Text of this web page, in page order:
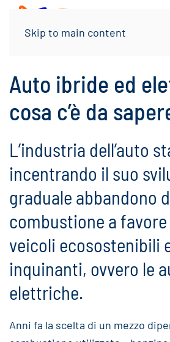
Skip to main content
Auto ibride ed
cosa c’è da
L’industria dell’auto
incentrando il suo
graduale abbandono
combustione a
veicoli ecosostenibili
inquinanti, ovvero le
elettriche.
Anni fa la scelta di un mezzo